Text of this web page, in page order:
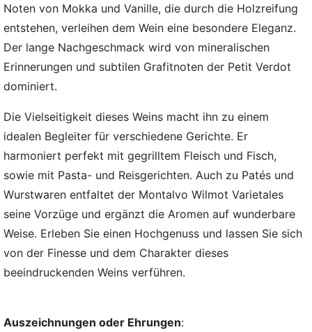
Noten von Mokka und Vanille, die durch die Holzreifung
entstehen, verleihen dem Wein eine besondere Eleganz.
Der lange Nachgeschmack wird von mineralischen
Erinnerungen und subtilen Grafitnoten der Petit Verdot
dominiert.
Die Vielseitigkeit dieses Weins macht ihn zu einem
idealen Begleiter für verschiedene Gerichte. Er
harmoniert perfekt mit gegrilltem Fleisch und Fisch,
sowie mit Pasta- und Reisgerichten. Auch zu Patés und
Wurstwaren entfaltet der Montalvo Wilmot Varietales
seine Vorzüge und ergänzt die Aromen auf wunderbare
Weise. Erleben Sie einen Hochgenuss und lassen Sie sich
von der Finesse und dem Charakter dieses
beeindruckenden Weins verführen.
Auszeichnungen oder Ehrungen: